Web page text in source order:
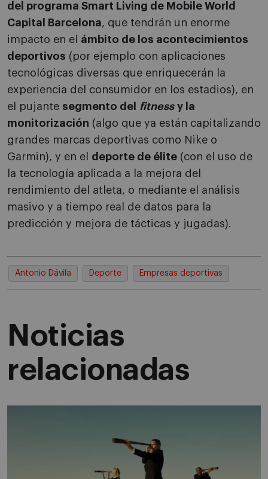
del programa Smart Living de Mobile World
Capital Barcelona, que tendrán un enorme
impacto en el ámbito de los acontecimientos
deportivos (por ejemplo con aplicaciones
tecnológicas diversas que enriquecerán la
experiencia del consumidor en los estadios), en
el pujante segmento del fitnessy la
monitorización (algo que ya están capitalizando
grandes marcas deportivas como Nike o
Garmin), y en el deporte de élite (con el uso de
la tecnología aplicada a la mejora del
rendimiento del atleta, o mediante el análisis
masivo y a tiempo real de datos para la
predicción y mejora de tácticas y jugadas).
Antonio Dávila Deporte Empresas deportivas
Noticias
relacionadas